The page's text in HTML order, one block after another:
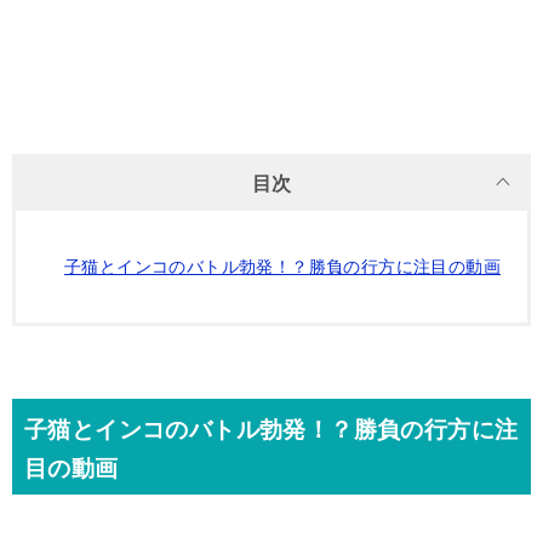
目次
子猫とインコのバトル勃発！？勝負の行方に注目の動画
子猫とインコのバトル勃発！？勝負の行方に注
目の動画